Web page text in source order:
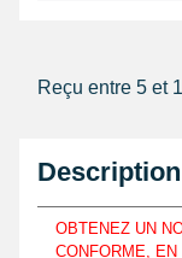
Reçu entre 5 et
Description
OBTENEZ UN
CONFORME,